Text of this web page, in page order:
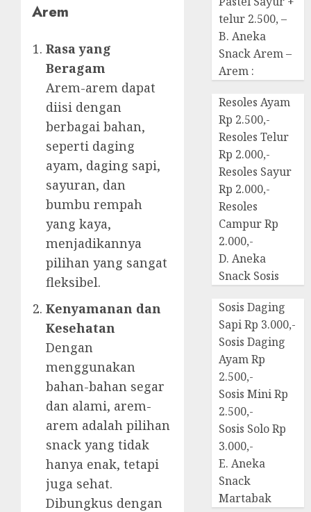
Arem
Rasa yang
Beragam
Arem-arem dapat
diisi dengan
berbagai bahan,
seperti daging
ayam, daging sapi,
sayuran, dan
bumbu rempah
yang kaya,
menjadikannya
pilihan yang sangat
fleksibel.
Kenyamanan dan
Kesehatan
Dengan
menggunakan
bahan-bahan segar
dan alami, arem-
arem adalah pilihan
snack yang tidak
hanya enak, tetapi
juga sehat.
Dibungkus dengan
telur 2.500, –
B. Aneka
Snack Arem –
Arem :
Resoles Ayam
Rp 2.500,-
Resoles Telur
Rp 2.000,-
Resoles Sayur
Rp 2.000,-
Resoles
Campur Rp
2.000,-
D. Aneka
Snack Sosis
Sosis Daging
Sapi Rp 3.000,-
Sosis Daging
Ayam Rp
2.500,-
Sosis Mini Rp
2.500,-
Sosis Solo Rp
3.000,-
E. Aneka
Snack
Martabak